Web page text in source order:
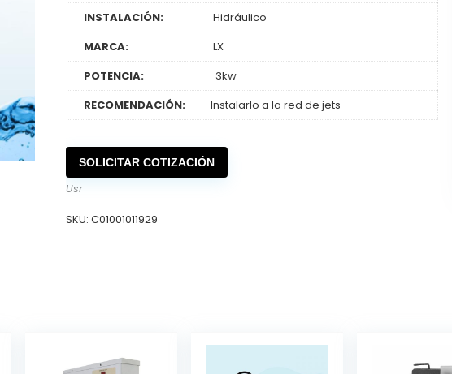
INSTALACIÓN:
Hidráulico
MARCA:
LX
POTENCIA:
3kw
RECOMENDACIÓN:
Instalarlo a la red de jets
SOLICITAR COTIZACIÓN
Usr
SKU:C01001011929